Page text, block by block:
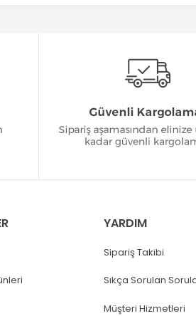
YARDIM
Sipariş Takibi
Sıkça Sorulan
Müşteri Hizmetleri